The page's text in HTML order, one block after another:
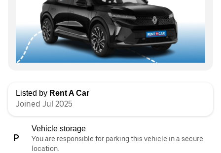
Listed by Rent A Car
Joined Jul 2025
Vehicle storage
You are responsible for parking this vehicle in a secure
location.